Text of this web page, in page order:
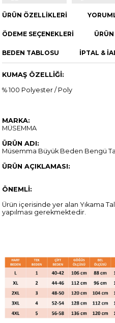
ÜRÜN ÖZELLIKLERI
ÖDEME SEÇENEKLERI
BEDEN TABLOSU İPTAL &
KUMAŞ ÖZELLİĞİ:
% 100 Polyester / Poly
MARKA:
MÜSEMMA
ÜRÜN ADI:
Müsemma Büyük Beden Bengü
ÜRÜN AÇIKLAMASI:
ÖNEMLİ:
Ürün içerisinde yer alan Yıkama
yapılması gerekmektedir.